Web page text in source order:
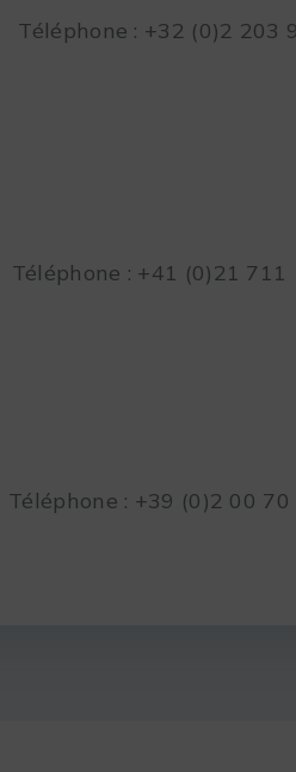
Téléphone : +32 (0)2 203
Téléphone : +41 (0)21 711
Téléphone : +39 (0)2 00 70